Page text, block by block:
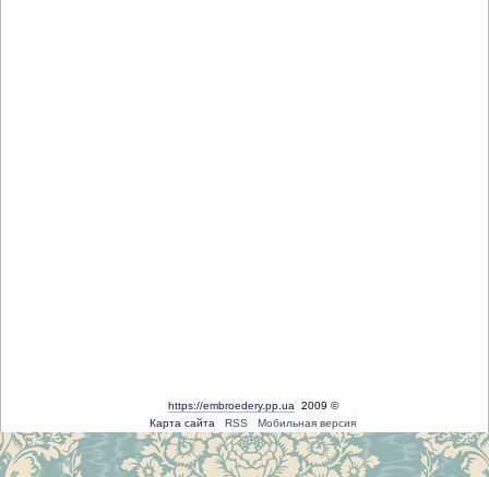
https://embroedery.pp.ua 2009 ©
Карта сайта
RSS Мобильная версия